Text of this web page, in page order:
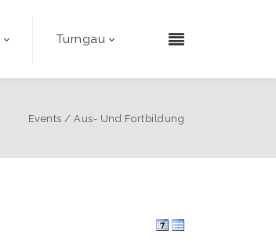
Turngau
Events / Aus- Und Fortbildung